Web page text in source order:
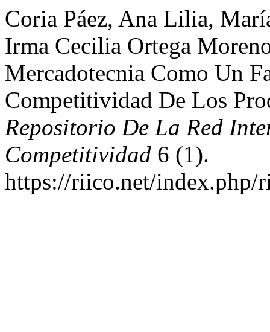
Coria Páez, Ana Lilia,
Irma Cecilia Ortega
Mercadotecnia Como Un
Competitividad De Los
Repositorio De La Red
Competitividad 6 (1).
https://riico.net/index.php/